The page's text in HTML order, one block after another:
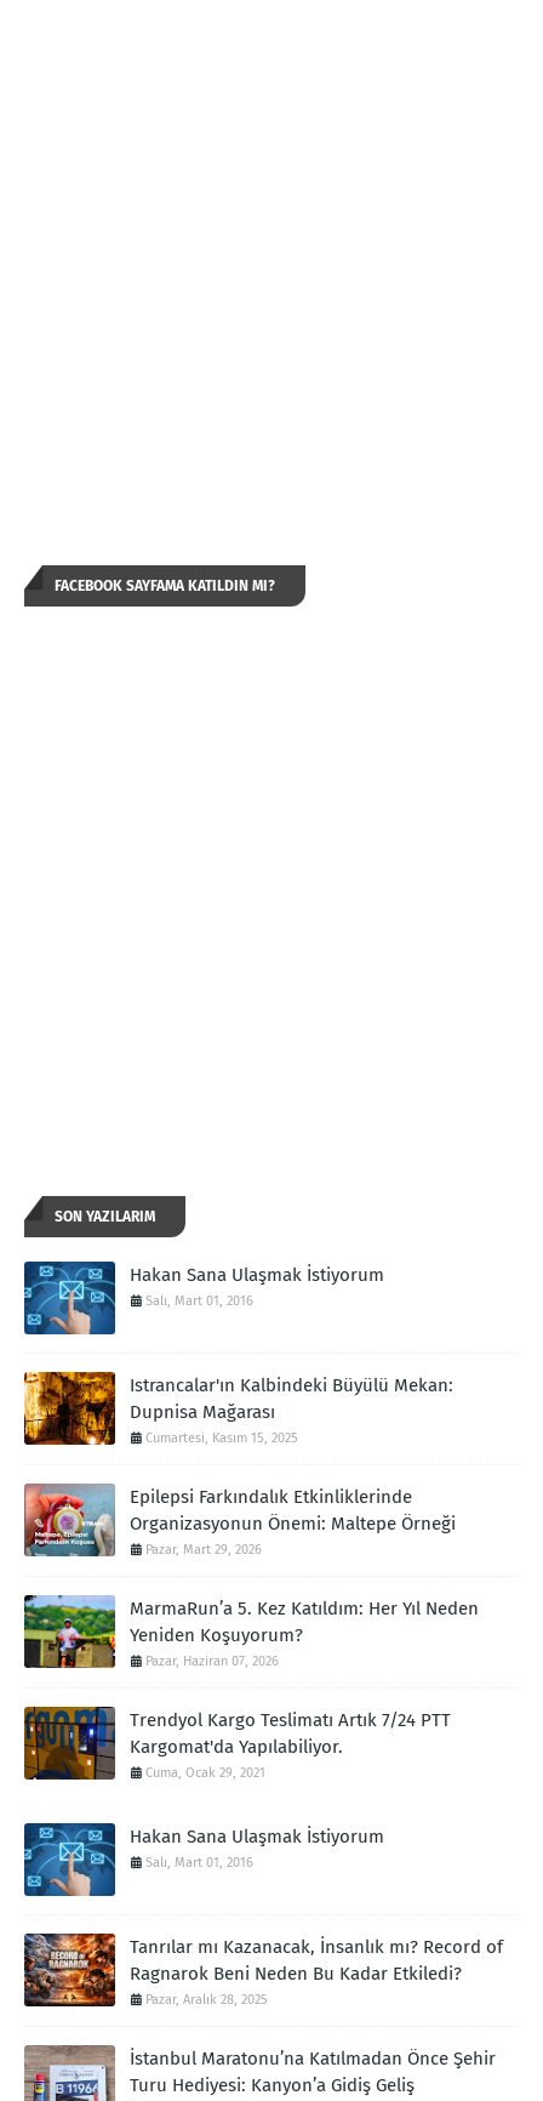
FACEBOOK SAYFAMA KATILDIN MI?
SON YAZILARIM
Hakan Sana Ulaşmak İstiyorum
Salı, Mart 01, 2016
Istrancalar'ın Kalbindeki Büyülü Mekan:
Dupnisa Mağarası
Cumartesi, Kasım 15, 2025
Epilepsi Farkındalık Etkinliklerinde
Organizasyonun Önemi: Maltepe Örneği
Pazar, Mart 29, 2026
MarmaRun’a 5. Kez Katıldım: Her Yıl Neden
Yeniden Koşuyorum?
Pazar, Haziran 07, 2026
Trendyol Kargo Teslimatı Artık 7/24 PTT
Kargomat'da Yapılabiliyor.
Cuma, Ocak 29, 2021
Hakan Sana Ulaşmak İstiyorum
Salı, Mart 01, 2016
Tanrılar mı Kazanacak, İnsanlık mı? Record of
Ragnarok Beni Neden Bu Kadar Etkiledi?
Pazar, Aralık 28, 2025
İstanbul Maratonu’na Katılmadan Önce Şehir
Turu Hediyesi: Kanyon’a Gidiş Geliş